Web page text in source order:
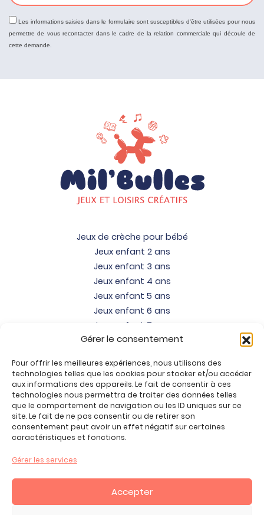
Gérer le consentement
Pour offrir les meilleures expériences, nous utilisons des
technologies telles que les cookies pour stocker et/ou accéder
aux informations des appareils. Le fait de consentir à ces
technologies nous permettra de traiter des données telles
que le comportement de navigation ou les ID uniques sur ce
site. Le fait de ne pas consentir ou de retirer son
consentement peut avoir un effet négatif sur certaines
caractéristiques et fonctions.
Gérer les services
Accepter
Les informations saisies dans le formulaire sont susceptibles d'être utilisées pour nous
permettre de vous recontacter dans le cadre de la relation commerciale qui découle de
cette demande.
Jeux de crèche pour bébé
Jeux enfant 2 ans
Jeux enfant 3 ans
Jeux enfant 4 ans
Jeux enfant 5 ans
Jeux enfant 6 ans
Jeux enfant 7 ans
Jeux enfant 8 ans
Jeux enfant 10 ans
Jeux enfant 11 ans
Jeux enfant 12 ans
Tous nos produits
Promos jeux de loisirs créatifs
Mon compte
CGV